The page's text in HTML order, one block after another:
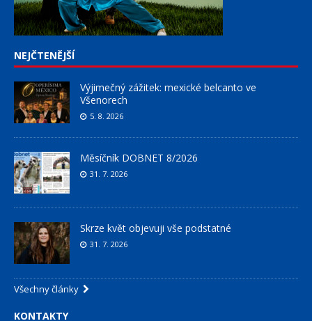
NEJČTENĚJŠÍ
Výjimečný zážitek: mexické belcanto ve
Všenorech
5. 8. 2026
Měsíčník DOBNET 8/2026
31. 7. 2026
Skrze květ objevuji vše podstatné
31. 7. 2026
Všechny články
KONTAKTY